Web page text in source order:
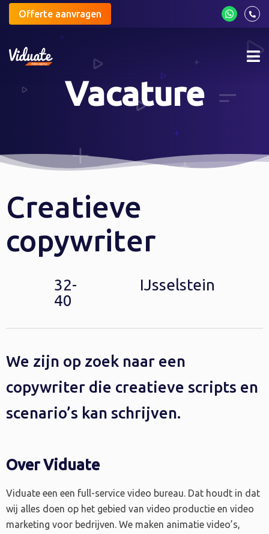
Offerte aanvragen
Vacature
Creatieve
copywriter
32-
40
IJsselstein
We zijn op zoek naar een
copywriter die creatieve scripts en
scenario’s kan schrijven.
Over Viduate
Viduate een een full-service video bureau. Dat houdt in dat
wij alles doen op het gebied van video productie en video
marketing voor bedrijven. We maken animatie video’s,